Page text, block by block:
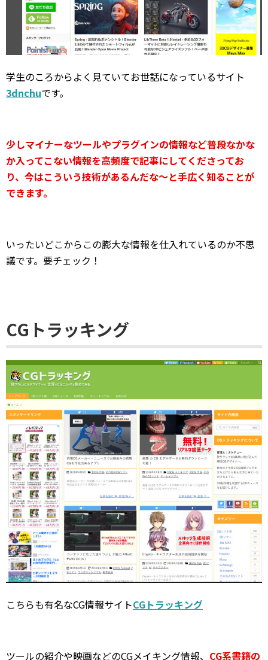
学生のころからよく見ていてお世話になっているサイト
3dnchuです。
少しマイナーなツールやプラグインの情報など普段なかな
か入ってこない情報を高頻度で記事にしてくださってお
り、今はこういう技術があるんだな～と手広く知ることが
できます。
いったいどこからこの膨大な情報を仕入れているのか不思
議です。要チェック！
CGトラッキング
こちらも有名なCG情報サイトCGトラッキング
ツールの紹介や映画などのCGメイキング情報、 CG系書籍の